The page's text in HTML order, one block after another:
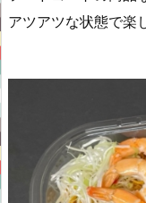
アツアツな状態で楽